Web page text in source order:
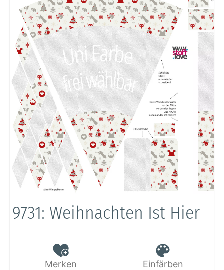
9731: Weihnachten Ist Hier
Merken Einfärben